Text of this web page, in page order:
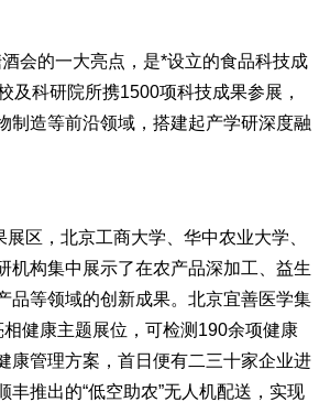
会的一大亮点，是*设立的食品科技成
及科研院所携1500项科技成果参展，
制造等前沿领域，搭建起产学研深度融
区，北京工商大学、华中农业大学、
机构集中展示了在农产品深加工、益生
品等领域的创新成果。北京宜善医学集
相健康主题展位，可检测190余项健康
康管理方案，首日便有二三十家企业进
丰推出的“低空助农”无人机配送，实现